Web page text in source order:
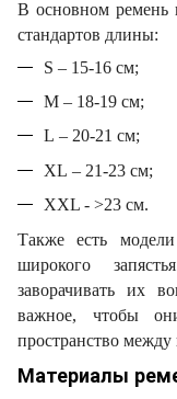
В основном ремень
стандартов длины:
S – 15-16 см;
M – 18-19 см;
L – 20-21 см;
XL – 21-23 см;
XXL - >23 см.
Также есть
широкого
заворачивать их
важное, чтобы
пространство
Материалы